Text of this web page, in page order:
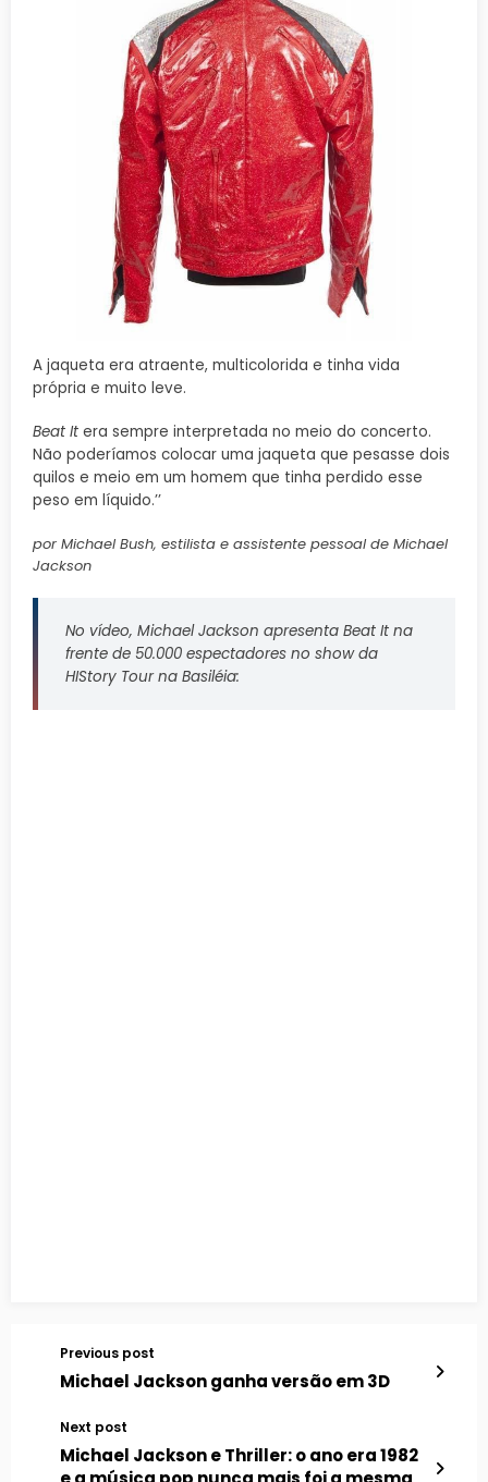
A jaqueta era atraente, multicolorida e tinha vida
própria e muito leve.
Beat It era sempre interpretada no meio do concerto.
Não poderíamos colocar uma jaqueta que pesasse dois
quilos e meio em um homem que tinha perdido esse
peso em líquido.’’
por Michael Bush, estilista e assistente pessoal de Michael
Jackson
No vídeo, Michael Jackson apresenta Beat It na
frente de 50.000 espectadores no show da
HIStory Tour na Basiléia:
Previous post
Michael Jackson ganha versão em 3D
Next post
Michael Jackson e Thriller: o ano era 1982